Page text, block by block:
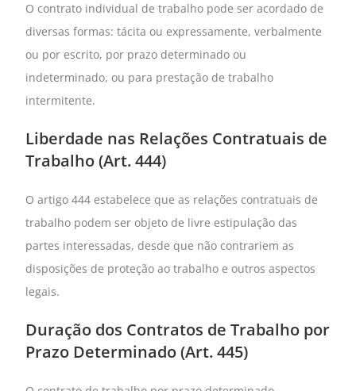
O contrato individual de trabalho pode ser acordado de
diversas formas: tácita ou expressamente, verbalmente
ou por escrito, por prazo determinado ou
indeterminado, ou para prestação de trabalho
intermitente.
Liberdade nas Relações Contratuais de
Trabalho (Art. 444)
O artigo 444 estabelece que as relações contratuais de
trabalho podem ser objeto de livre estipulação das
partes interessadas, desde que não contrariem as
disposições de proteção ao trabalho e outros aspectos
legais.
Duração dos Contratos de Trabalho por
Prazo Determinado (Art. 445)